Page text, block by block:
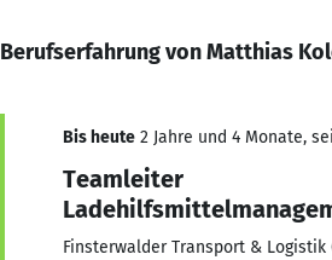
Berufserfahrung von Matthias
Bis heute 2 Jahre und 4 Monate,
Teamleiter
Finsterwalder Transport & Logistik